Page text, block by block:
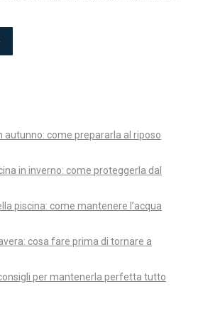
autunno: come prepararla al riposo
in inverno: come proteggerla dal
piscina: come mantenere l’acqua
cosa fare prima di tornare a
per mantenerla perfetta tutto